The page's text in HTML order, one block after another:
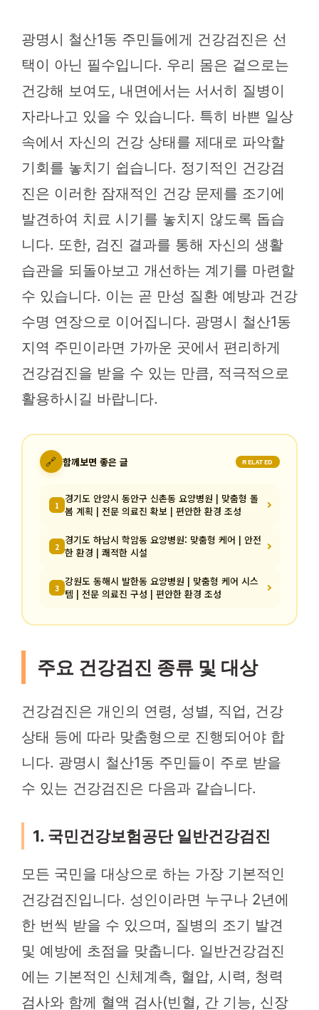
광명시 철산1동 주민들에게 건강검진은 선
택이 아닌 필수입니다. 우리 몸은 겉으로는
건강해 보여도, 내면에서는 서서히 질병이
자라나고 있을 수 있습니다. 특히 바쁜 일상
속에서 자신의 건강 상태를 제대로 파악할
기회를 놓치기 쉽습니다. 정기적인 건강검
진은 이러한 잠재적인 건강 문제를 조기에
발견하여 치료 시기를 놓치지 않도록 돕습
니다. 또한, 검진 결과를 통해 자신의 생활
습관을 되돌아보고 개선하는 계기를 마련할
수 있습니다. 이는 곧 만성 질환 예방과 건강
수명 연장으로 이어집니다. 광명시 철산1동
지역 주민이라면 가까운 곳에서 편리하게
건강검진을 받을 수 있는 만큼, 적극적으로
활용하시길 바랍니다.
🔗 함께보면 좋은 글 RELATED
1 경기도 안양시 동안구 신촌동 요양병원 | 맞춤형 돌
봄 계획 | 전문 의료진 확보 | 편안한 환경 조성
2 경기도 하남시 학암동 요양병원: 맞춤형 케어 | 안전
한 환경 | 쾌적한 시설
3 강원도 동해시 발한동 요양병원 | 맞춤형 케어 시스
템 | 전문 의료진 구성 | 편안한 환경 조성
주요 건강검진 종류 및 대상
건강검진은 개인의 연령, 성별, 직업, 건강
상태 등에 따라 맞춤형으로 진행되어야 합
니다. 광명시 철산1동 주민들이 주로 받을
수 있는 건강검진은 다음과 같습니다.
1. 국민건강보험공단 일반건강검진
모든 국민을 대상으로 하는 가장 기본적인
건강검진입니다. 성인이라면 누구나 2년에
한 번씩 받을 수 있으며, 질병의 조기 발견
및 예방에 초점을 맞춥니다. 일반건강검진
에는 기본적인 신체계측, 혈압, 시력, 청력
검사와 함께 혈액 검사(빈혈, 간 기능, 신장